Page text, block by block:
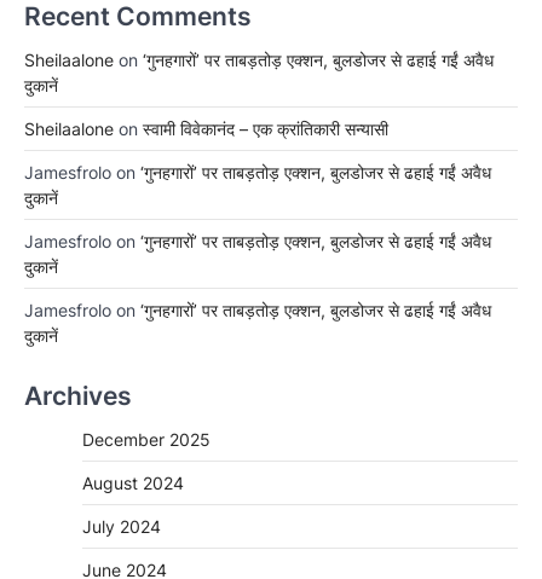
Recent Comments
Sheilaalone on ‘गुनहगारों’ पर ताबड़तोड़ एक्शन, बुलडोजर से ढहाई गईं अवैध
दुकानें
Sheilaalone on स्वामी विवेकानंद – एक क्रांतिकारी सन्यासी
Jamesfrolo on ‘गुनहगारों’ पर ताबड़तोड़ एक्शन, बुलडोजर से ढहाई गईं अवैध
दुकानें
Jamesfrolo on ‘गुनहगारों’ पर ताबड़तोड़ एक्शन, बुलडोजर से ढहाई गईं अवैध
दुकानें
Jamesfrolo on ‘गुनहगारों’ पर ताबड़तोड़ एक्शन, बुलडोजर से ढहाई गईं अवैध
दुकानें
Archives
December 2025
August 2024
July 2024
June 2024